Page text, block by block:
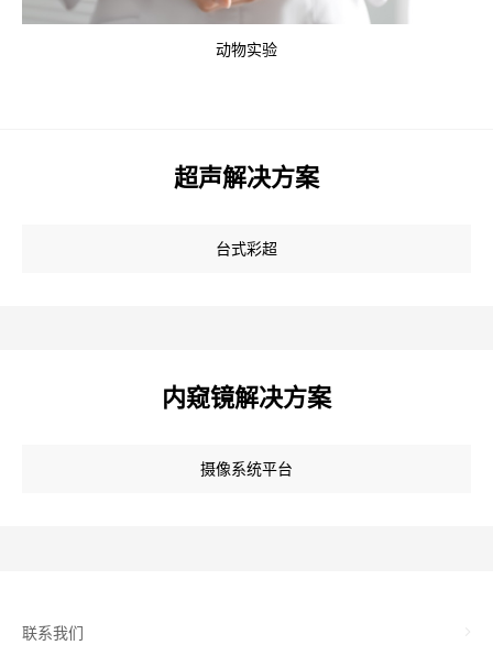
动物实验
超声解决方案
台式彩超
内窥镜解决方案
摄像系统平台
联系我们